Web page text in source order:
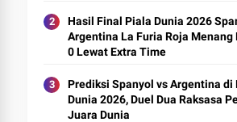
Hasil Final Piala Dunia 2026
Argentina La Furia Roja Menang
0 Lewat Extra Time
Prediksi Spanyol vs Argentina di
Dunia 2026, Duel Dua Raksasa
Juara Dunia